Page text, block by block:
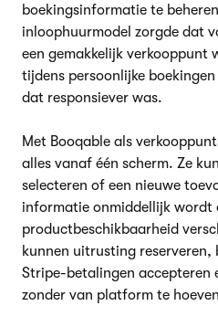
boekingsinformatie te
inloophuurmodel zorgde dat
een gemakkelijk verkooppunt
tijdens persoonlijke
dat responsiever was.
Met Booqable als
alles vanaf één scherm. Ze
selecteren of een nieuwe
informatie onmiddellijk wordt
productbeschikbaarheid
kunnen uitrusting
Stripe-betalingen accepteren
zonder van platform te